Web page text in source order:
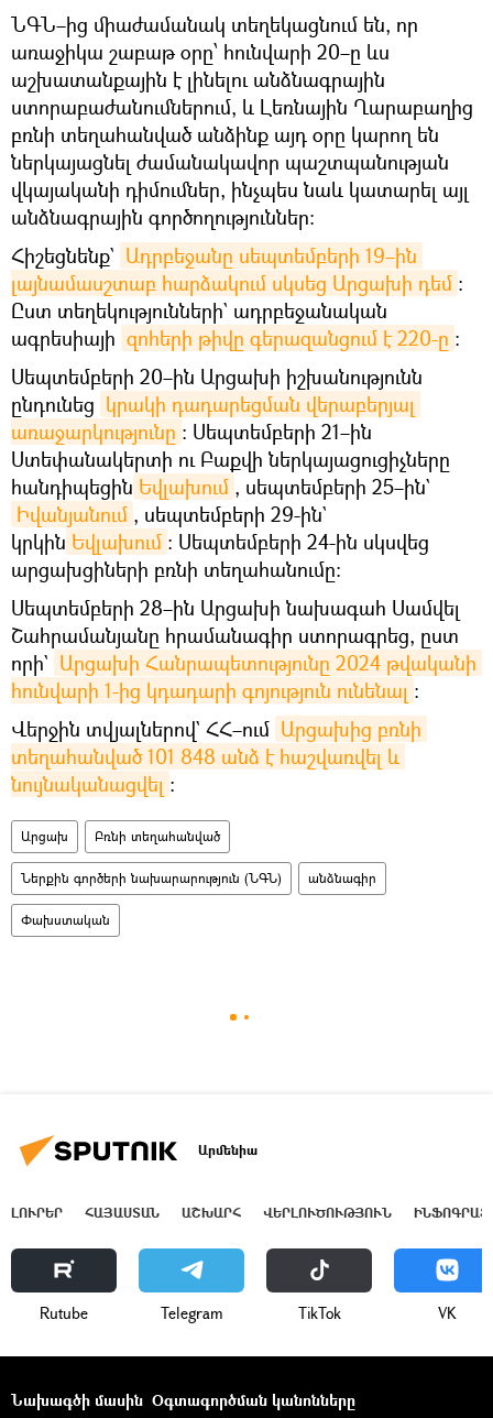
ՆԳՆ–ից միաժամանակ տեղեկացնում են, որ
առաջիկա շաբաթ օրը՝ հունվարի 20–ը ևս
աշխատանքային է լինելու անձնագրային
ստորաբաժանումներում, և Լեռնային Ղարաբաղից
բռնի տեղահանված անձինք այդ օրը կարող են
ներկայացնել ժամանակավոր պաշտպանության
վկայականի դիմումներ, ինչպես նաև կատարել այլ
անձնագրային գործողություններ։
Հիշեցնենք` Ադրբեջանը սեպտեմբերի 19–ին
լայնամասշտաբ հարձակում սկսեց Արցախի դեմ ։
Ըստ տեղեկությունների` ադրբեջանական
ագրեսիայի զոհերի թիվը գերազանցում է 220-ը ։
Սեպտեմբերի 20–ին Արցախի իշխանությունն
ընդունեց կրակի դադարեցման վերաբերյալ
առաջարկությունը : Սեպտեմբերի 21–ին
Ստեփանակերտի ու Բաքվի ներկայացուցիչները
հանդիպեցին Եվլախում , սեպտեմբերի 25–ին`
Իվանյանում , սեպտեմբերի 29-ին`
կրկին Եվլախում ։ Սեպտեմբերի 24-ին սկսվեց
արցախցիների բռնի տեղահանումը։
Սեպտեմբերի 28–ին Արցախի նախագահ Սամվել
Շահրամանյանը հրամանագիր ստորագրեց, ըստ
որի` Արցախի Հանրապետությունը 2024 թվականի
հունվարի 1-ից կդադարի գոյություն ունենալ ։
Վերջին տվյալներով` ՀՀ–ում Արցախից բռնի
տեղահանված 101 848 անձ է հաշվառվել և
նույնականացվել ։
Արցախ Բռնի տեղահանված
Ներքին գործերի նախարարություն (ՆԳՆ) անձնագիր
Փախստական
Արմենիա
ԼՈՒՐԵՐ ՀԱՅԱՍՏԱՆ ԱՇԽԱՐՀ ՎԵՐԼՈՒԾՈՒԹՅՈՒՆ
Rutube Telegram ТikТоk VK
Նախագծի մասին Օգտագործման կանոնները